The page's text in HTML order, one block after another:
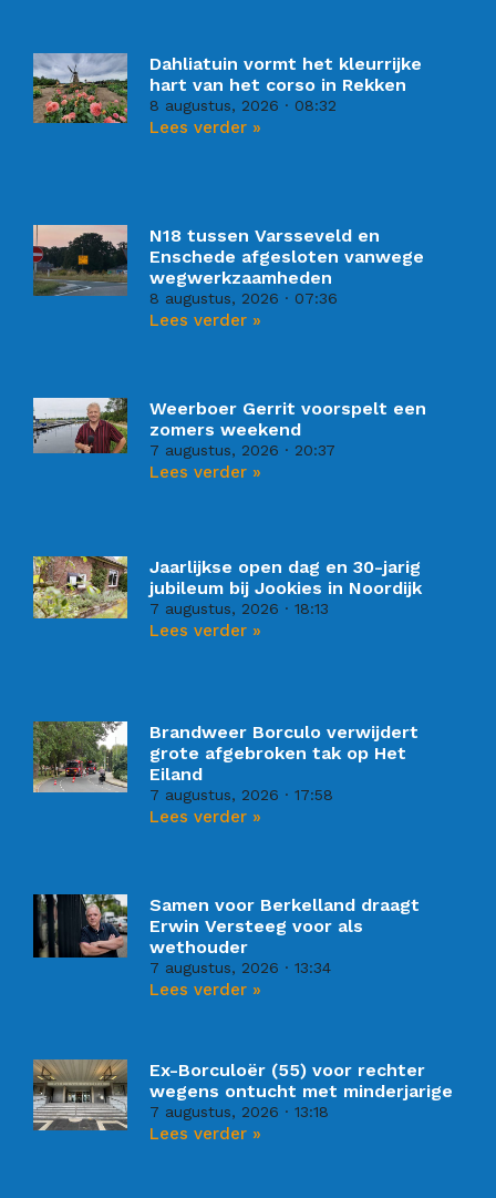
Dahliatuin vormt het kleurrijke
hart van het corso in Rekken
8 augustus, 2026 08:32
Lees verder »
N18 tussen Varsseveld en
Enschede afgesloten vanwege
wegwerkzaamheden
8 augustus, 2026 07:36
Lees verder »
Weerboer Gerrit voorspelt een
zomers weekend
7 augustus, 2026 20:37
Lees verder »
Jaarlijkse open dag en 30-jarig
jubileum bij Jookies in Noordijk
7 augustus, 2026 18:13
Lees verder »
Brandweer Borculo verwijdert
grote afgebroken tak op Het
Eiland
7 augustus, 2026 17:58
Lees verder »
Samen voor Berkelland draagt
Erwin Versteeg voor als
wethouder
7 augustus, 2026 13:34
Lees verder »
Ex-Borculoër (55) voor rechter
wegens ontucht met minderjarige
7 augustus, 2026 13:18
Lees verder »